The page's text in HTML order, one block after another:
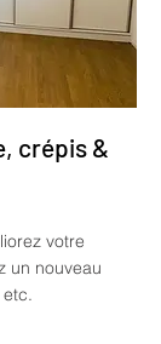
crépis &
votre
un nouveau